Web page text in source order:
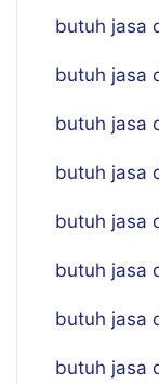
butuh jasa
butuh jasa
butuh jasa
butuh jasa
butuh jasa
butuh jasa
butuh jasa
butuh jasa